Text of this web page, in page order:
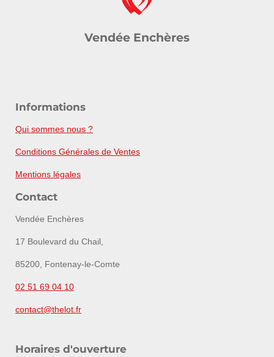
Vendée Enchères
Informations
Qui sommes nous ?
Conditions Générales de Ventes
Mentions légales
Contact
Vendée Enchères
17 Boulevard du Chail,
85200, Fontenay-le-Comte
02 51 69 04 10
contact@thelot.fr
Horaires d'ouverture